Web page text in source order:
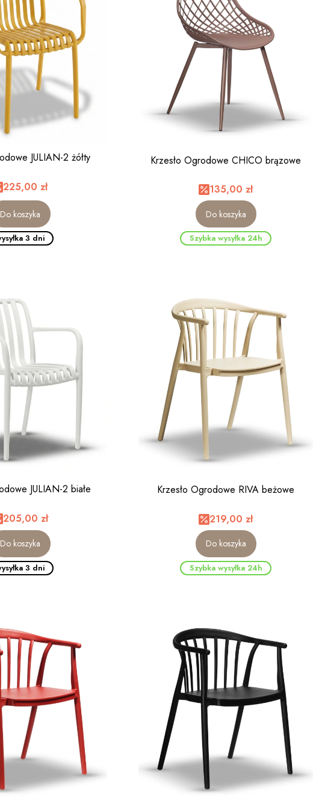
JULIAN-2 żółty
225,00 zł
Do koszyka
3 dni
Krzesło Ogrodowe CHICO brązowe
135,00 zł
Do koszyka
Szybka wysyłka 24h
JULIAN-2 białe
205,00 zł
Do koszyka
3 dni
Krzesło Ogrodowe RIVA beżowe
219,00 zł
Do koszyka
Szybka wysyłka 24h